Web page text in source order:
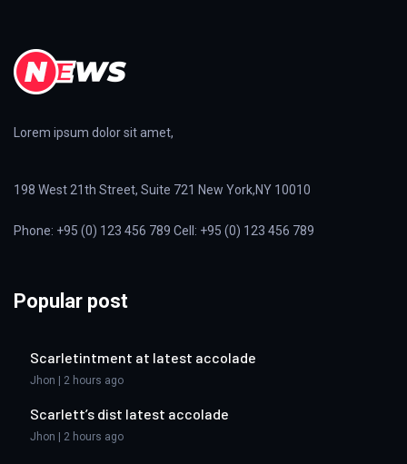
Lorem ipsum dolor sit amet,
198 West 21th Street, Suite 721 New York,NY 10010
Phone: +95 (0) 123 456 789 Cell: +95 (0) 123 456 789
Popular post
Scarletintment at latest accolade
Jhon | 2 hours ago
Scarlett’s dist latest accolade
Jhon | 2 hours ago